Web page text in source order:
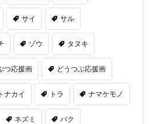
サイ サル
ゾウ タヌキ
つ応援画 どうつぶ応援画
トナカイ トラ ナマケモノ
ネズミ バク